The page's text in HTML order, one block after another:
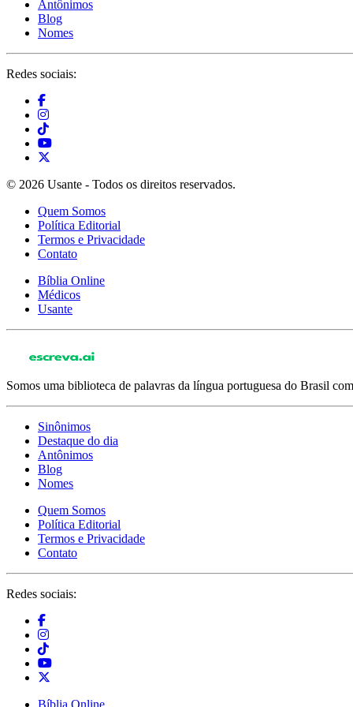
Antônimos
Blog
Nomes
Redes sociais:
© 2026 Usante - Todos os direitos reservados.
Quem Somos
Política Editorial
Termos e Privacidade
Contato
Bíblia Online
Médicos
Usante
Somos uma biblioteca de palavras da língua portuguesa do Brasil
Sinônimos
Destaque do dia
Antônimos
Blog
Nomes
Quem Somos
Política Editorial
Termos e Privacidade
Contato
Redes sociais: